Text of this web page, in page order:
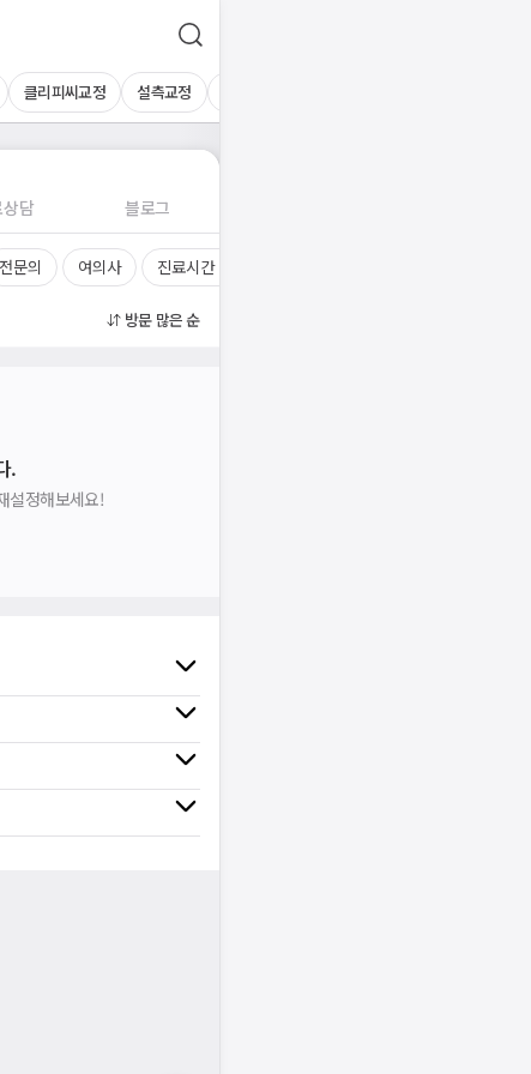
클리피씨교정 설측교정
담 블로그
전문의 여의사 진료시간
방문 많은 순
.
설정해보세요!